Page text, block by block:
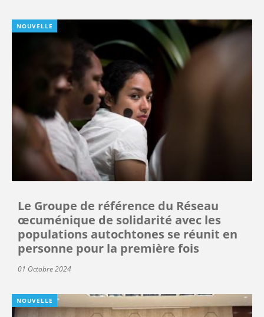
NOUVELLE
Le Groupe de référence du Réseau
œcuménique de solidarité avec les
populations autochtones se réunit en
personne pour la première fois
01 Octobre 2024
NOUVELLE